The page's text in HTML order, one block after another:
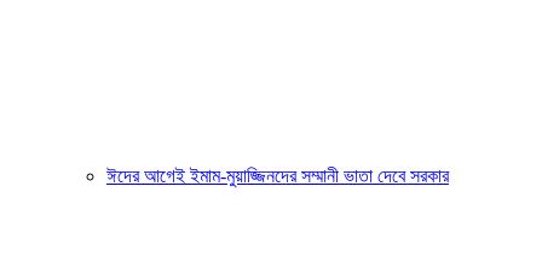
ঈদের আগেই ইমাম-মুয়াজ্জিনদের সম্মানী ভাতা দেবে সরকার